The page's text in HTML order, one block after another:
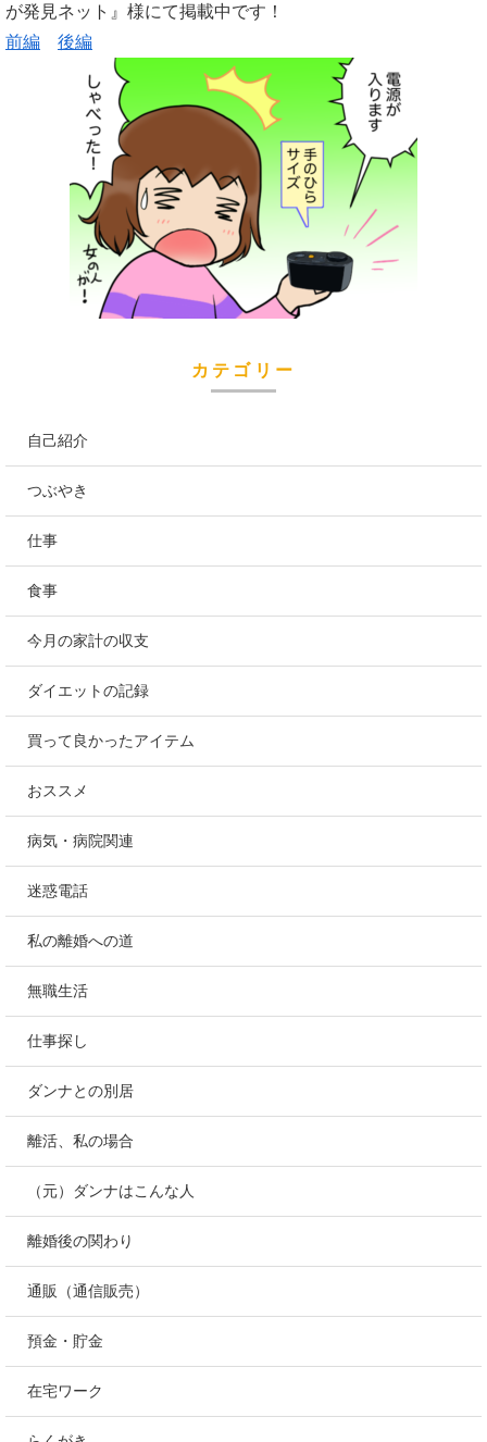
が発見ネット』様にて掲載中です！
前編
後編
カテゴリー
自己紹介
つぶやき
仕事
食事
今月の家計の収支
ダイエットの記録
買って良かったアイテム
おススメ
病気・病院関連
迷惑電話
私の離婚への道
無職生活
仕事探し
ダンナとの別居
離活、私の場合
（元）ダンナはこんな人
離婚後の関わり
通販（通信販売）
預金・貯金
在宅ワーク